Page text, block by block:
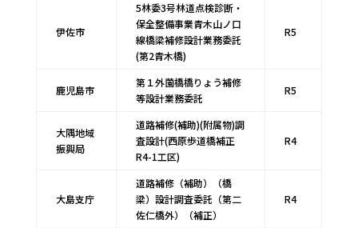
伊佐市
5林委3号林道点検診断・
保全整備事業青木山ノ口
線橋梁補修設計業務委託
(第2青木橋)
R5
鹿児島市
第１外薗橋橋りょう補修
等設計業務委託
R5
大隅地域
振興局
道路補修(補助)(附属物)調
査設計(西原歩道橋補正
R4-1工区)
R4
大島支庁
道路補修（補助）（橋
梁）設計調査委託（第二
佐仁橋外）（補正）
R4